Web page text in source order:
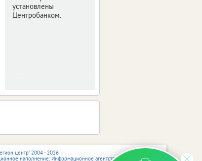
установлены
Центробанком.
центр" 2004 - 2026
наполнение: Информационное агентство vRossii.ru